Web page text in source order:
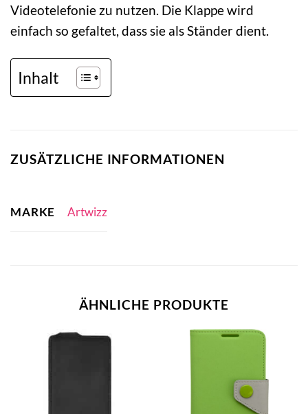
Videotelefonie zu nutzen. Die Klappe wird
einfach so gefaltet, dass sie als Ständer dient.
Inhalt
ZUSÄTZLICHE INFORMATIONEN
MARKE Artwizz
ÄHNLICHE PRODUKTE